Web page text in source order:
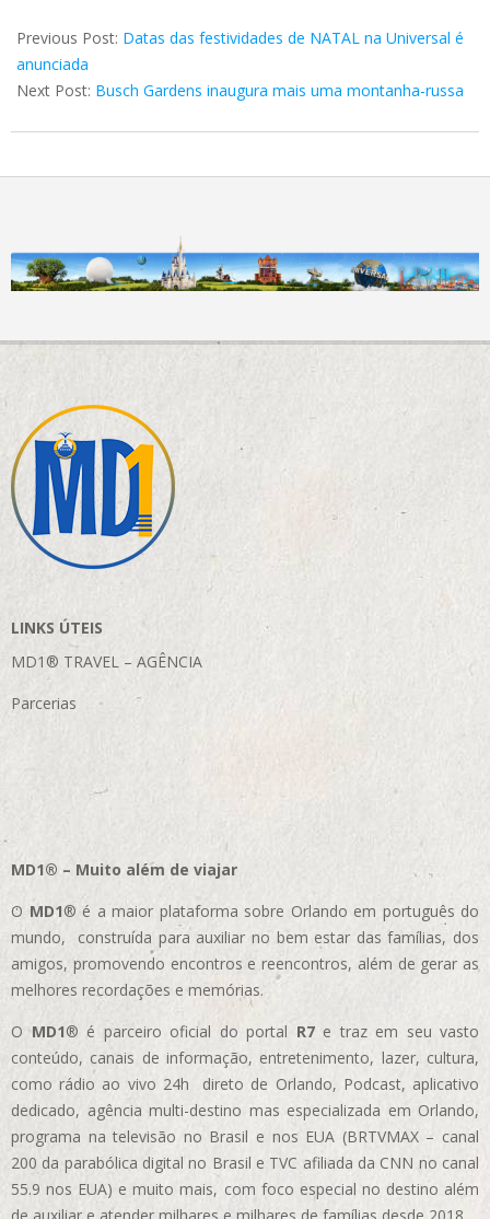
07-
16
Previous Post: Datas das festividades de NATAL na Universal é
anunciada
Next Post: Busch Gardens inaugura mais uma montanha-russa
LINKS ÚTEIS
MD1® TRAVEL – AGÊNCIA
Parcerias
MD1® – Muito além de viajar
O MD1® é a maior plataforma sobre Orlando em português do
mundo, construída para auxiliar no bem estar das famílias, dos
amigos, promovendo encontros e reencontros, além de gerar as
melhores recordações e memórias.
OMD1® é parceiro oficial do portal R7e traz em seu vasto
conteúdo, canais de informação, entretenimento, lazer, cultura,
como rádio ao vivo 24h direto de Orlando, Podcast, aplicativo
dedicado, agência multi-destino mas especializada em Orlando,
programa na televisão no Brasil e nos EUA (BRTVMAX – canal
200 da parabólica digital no Brasil e TVC afiliada da CNN no canal
55.9 nos EUA) e muito mais, com foco especial no destino além
de auxiliar e atender milhares e milhares de famílias desde 2018.